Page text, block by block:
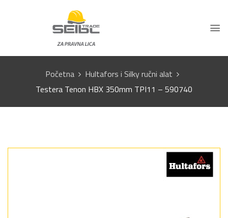
Početna
Hultafors i Silky ručni alat
Testera Tenon HBX 350mm TPI11 – 590740